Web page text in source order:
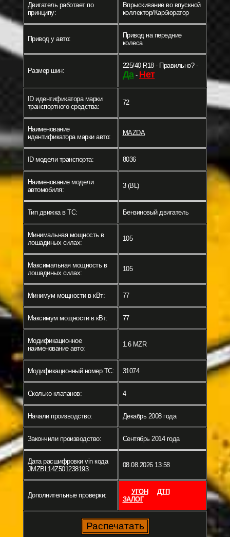
Двигатель работает по
принципу:
Впрыскивание во впускной
коллектор/Карбюратор
Привод у авто:
Привод на передние
колеса
Размер шин:
225/40 R18 - Правильно? -
Да- Нет
ID идентификатора марки
транспортного средства:
72
Наименование
идентификатора марки авто:
MAZDA
ID модели транспорта: 8036
Наименование модели
автомобиля:
3 (BL)
Тип движка в ТС: Бензиновый двигатель
Минимальная мощность в
лошадиных силах:
105
Максимальная мощность в
лошадиных силах:
105
Минимум мощности в кВт: 77
Максимум мощности в кВт: 77
Модификационное
наименование авто:
1.6 MZR
Модификационный номер ТС: 31074
Сколько клапанов: 4
Начали производство: Декабрь 2008 года
Закончили производство: Сентябрь 2014 года
Дата расшифровки vin кода
JMZBL14Z501238193:
08.08.2026 13:58
Дополнительные проверки: УГОН
ДТП
ЗАЛОГ